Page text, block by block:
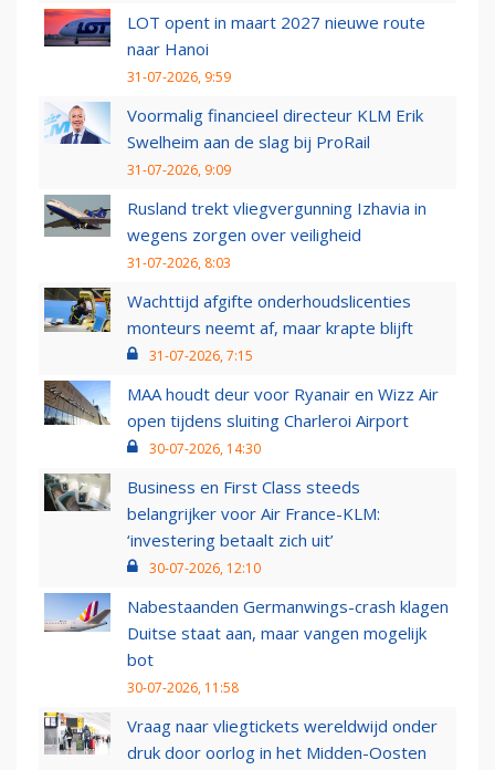
LOT opent in maart 2027 nieuwe route
naar Hanoi
31-07-2026, 9:59
Voormalig financieel directeur KLM Erik
Swelheim aan de slag bij ProRail
31-07-2026, 9:09
Rusland trekt vliegvergunning Izhavia in
wegens zorgen over veiligheid
31-07-2026, 8:03
Wachttijd afgifte onderhoudslicenties
monteurs neemt af, maar krapte blijft
31-07-2026, 7:15
MAA houdt deur voor Ryanair en Wizz Air
open tijdens sluiting Charleroi Airport
30-07-2026, 14:30
Business en First Class steeds
belangrijker voor Air France-KLM:
‘investering betaalt zich uit’
30-07-2026, 12:10
Nabestaanden Germanwings-crash klagen
Duitse staat aan, maar vangen mogelijk
bot
30-07-2026, 11:58
Vraag naar vliegtickets wereldwijd onder
druk door oorlog in het Midden-Oosten